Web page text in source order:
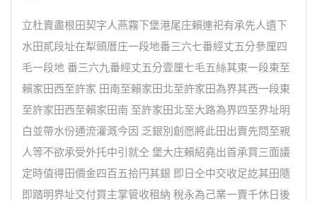
立杜賣盡根田契字人燕霧下堡港尾庄賴連祀有承先人遺下
水田貳段址在犁頭厝庄一段地番三六七番經丈五分參厘四
毛一段地 番三六九番經丈五分壹厘七毛五絲其東一段東至
賴家田西至許家 田南至賴家田北至許家田為界其西一段東
至許家田西至賴家田南 至許家田北至大路為界四至界址明
白並帶水份通流灌溉今因 乏銀別創愿將此田出賣先問至親
人等不欲承受外托中引就仝 堡大庄賴紹堯出首承買三面議
定時值得田價金四百五拾円其銀 即日仝中交收足訖其田隨
即踏明界址交付買主掌管收租納 稅永為己業一賣千休日後